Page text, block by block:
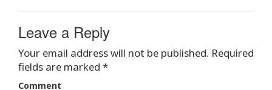
Leave a Reply
Your email address will not be published. Required
fields are marked *
Comment